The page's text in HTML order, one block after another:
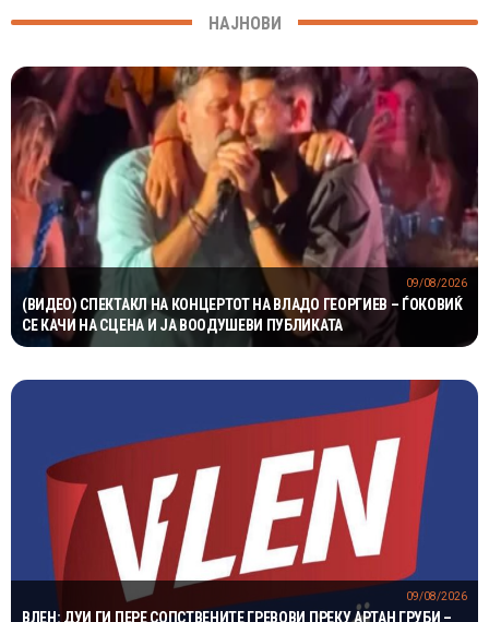
НАЈНОВИ
(ВИДЕО) СПЕКТАКЛ НА КОНЦЕРТОТ НА ВЛАДО ГЕОРГИЕВ – ЃОКОВИЌ
СЕ КАЧИ НА СЦЕНА И ЈА ВООДУШЕВИ ПУБЛИКАТА
09/08/2026
ВЛЕН: ДУИ ГИ ПЕРЕ СОПСТВЕНИТЕ ГРЕВОВИ ПРЕКУ АРТАН ГРУБИ –
09/08/2026